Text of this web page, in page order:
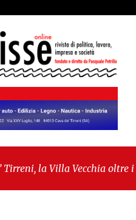
la Villa Vecchia oltre i
“Serve chiarezza!”"